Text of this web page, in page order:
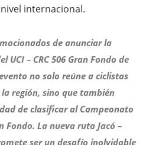
internacional.
de anunciar la
UCI – CRC 506 Gran Fondo de
no solo reúne a ciclistas
región, sino que también
de clasificar al Campeonato
Fondo. La nueva ruta Jacó –
ser un desafío inolvidable